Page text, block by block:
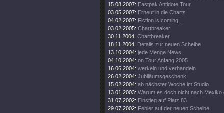
15.08.2007: Eastpak Antidote Tour
03.05.2007: Erneut in die Charts
04.02.2007: Fiction is coming...
03.02.2005: Chartbreaker
30.11.2004: Chartbreaker
18.11.2004: Details zur neuen Scheibe
13.10.2004: jede Menge News
04.10.2004: on Tour Anfang 2005
16.06.2004: werkeln und verhandeln
26.02.2004: Jubiläumsgeschenk
15.02.2004: ab nächster Woche im Studio
13.01.2003: Warum es doch nicht nach Mexiko
31.07.2002: Einstieg auf Platz 83
29.07.2002: Fehler auf der neuen Scheibe